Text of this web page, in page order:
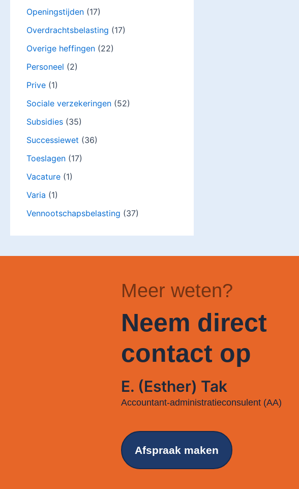
Openingstijden (17)
Overdrachtsbelasting (17)
Overige heffingen (22)
Personeel (2)
Prive (1)
Sociale verzekeringen (52)
Subsidies (35)
Successiewet (36)
Toeslagen (17)
Vacature (1)
Varia (1)
Vennootschapsbelasting (37)
Meer weten?
Neem direct
contact op
E. (Esther) Tak
Accountant-administratieconsulent (AA)
Afspraak maken